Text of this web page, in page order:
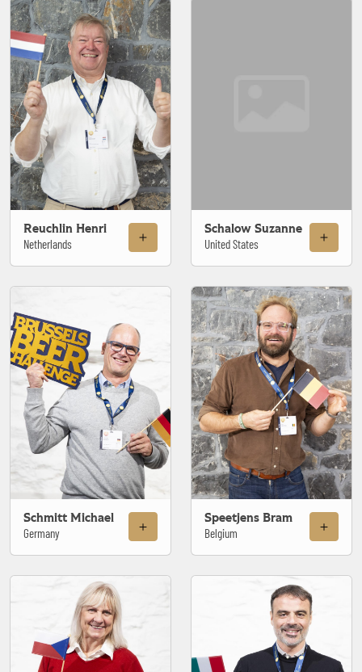
Reuchlin Henri
Netherlands
Schalow Suzanne
United States
Schmitt Michael
Germany
Speetjens Bram
Belgium